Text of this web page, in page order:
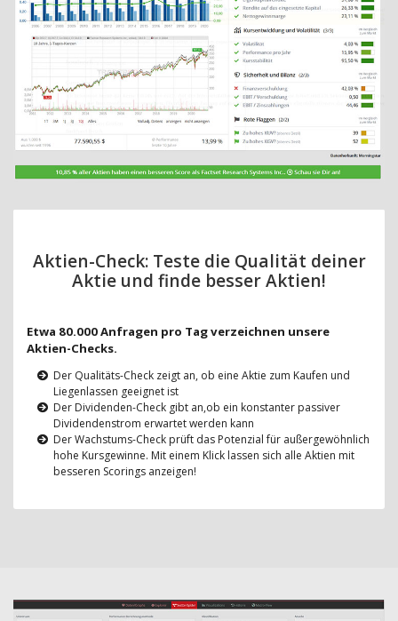
Aktien-Check: Teste die Qualität deiner
Aktie und finde besser Aktien!
Etwa 80.000 Anfragen pro Tag verzeichnen unsere
Aktien-Checks.
Der Qualitäts-Check zeigt an, ob eine Aktie zum Kaufen und
Liegenlassen geeignet ist
Der Dividenden-Check gibt an,ob ein konstanter passiver
Dividendenstrom erwartet werden kann
Der Wachstums-Check prüft das Potenzial für außergewöhnlich
hohe Kursgewinne. Mit einem Klick lassen sich alle Aktien mit
besseren Scorings anzeigen!